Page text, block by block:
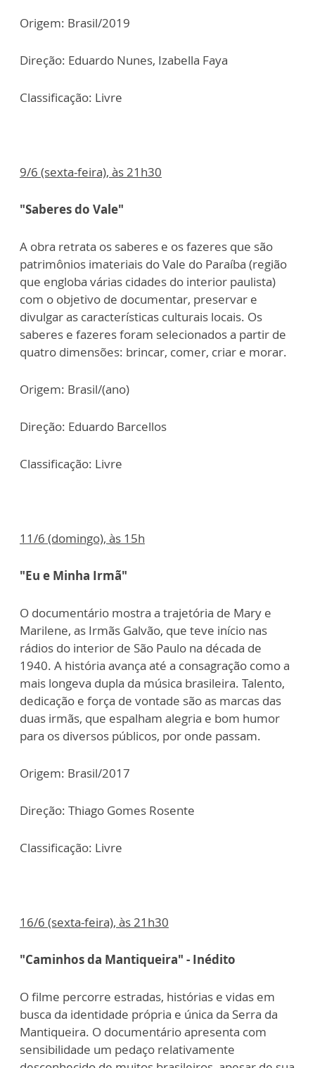
Origem: Brasil/2019
Direção: Eduardo Nunes, Izabella Faya
Classificação: Livre
9/6 (sexta-feira), às 21h30
"Saberes do Vale"
A obra retrata os saberes e os fazeres que são
patrimônios imateriais do Vale do Paraíba (região
que engloba várias cidades do interior paulista)
com o objetivo de documentar, preservar e
divulgar as características culturais locais. Os
saberes e fazeres foram selecionados a partir de
quatro dimensões: brincar, comer, criar e morar.
Origem: Brasil/(ano)
Direção: Eduardo Barcellos
Classificação: Livre
11/6 (domingo), às 15h
"Eu e Minha Irmã"
O documentário mostra a trajetória de Mary e
Marilene, as Irmãs Galvão, que teve início nas
rádios do interior de São Paulo na década de
1940. A história avança até a consagração como a
mais longeva dupla da música brasileira. Talento,
dedicação e força de vontade são as marcas das
duas irmãs, que espalham alegria e bom humor
para os diversos públicos, por onde passam.
Origem: Brasil/2017
Direção: Thiago Gomes Rosente
Classificação: Livre
16/6 (sexta-feira), às 21h30
"Caminhos da Mantiqueira" - Inédito
O filme percorre estradas, histórias e vidas em
busca da identidade própria e única da Serra da
Mantiqueira. O documentário apresenta com
sensibilidade um pedaço relativamente